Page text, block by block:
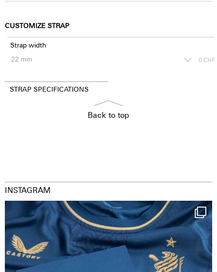
CUSTOMIZE STRAP
Strap width
0 CHF
STRAP SPECIFICATIONS
Back to top
INSTAGRAM
Happy Birthday FCZ
130 years filled ...
127
3